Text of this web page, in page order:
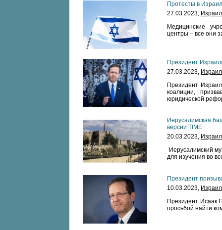
Протесты в
27.03.2023,
Медицинские
центры – все они
Президент
27.03.2023,
Президент
коалиции,
юридической
Иерусалимская
версии TIME
20.03.2023,
Иерусалимский
для изучения во
Президент
10.03.2023,
Президент Исаак
просьбой найти